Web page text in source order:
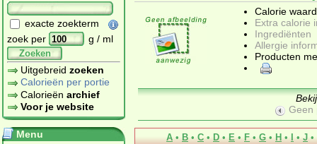
exacte zoekterm
zoek per
g / ml
Zoeken
Uitgebreid zoeken
Calorieën per portie
Calorieën archief
Voor je website
Menu
Calorie
Extra calorie
Ingrediënten
Allergie
Producten
Geen
A • B • C • D • E • F • G • H • I • J •